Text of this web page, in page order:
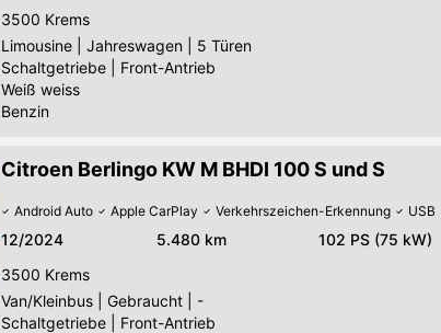
3500 Krems
Limousine
Jahreswagen
5 Türen
Schaltgetriebe
Front-Antrieb
Weiß weiss
Benzin
Citroen Berlingo KW M BHDI 100 S und S
Android Auto Apple CarPlay Verkehrszeichen-Erkennung USB
12/2024 5.480 km 102 PS (75 kW)
3500 Krems
Van/Kleinbus
Gebraucht
-
Schaltgetriebe
Front-Antrieb